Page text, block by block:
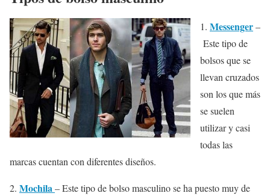
1. Messenger–
Este tipo de
bolsos que se
llevan cruzados
son los que más
se suelen
utilizar y casi
todas las
marcas cuentan con diferentes diseños.
2. Mochila– Este tipo de bolso masculino se ha puesto muy de